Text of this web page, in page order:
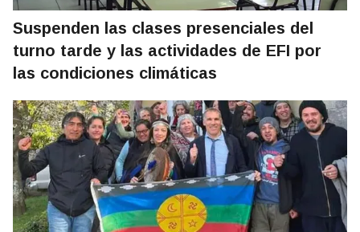
Suspenden las clases presenciales del
turno tarde y las actividades de EFI por
las condiciones climáticas